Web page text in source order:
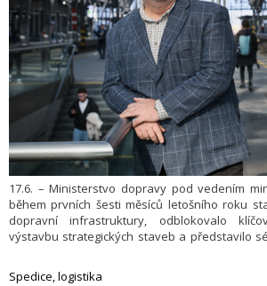
17.6. – Ministerstvo dopravy pod vedením
během prvních šesti měsíců letošního roku
dopravní infrastruktury, odblokovalo
výstavbu strategických staveb a představilo
Spedice, logistika